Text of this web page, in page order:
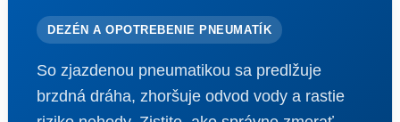
DEZÉN A OPOTREBENIE PNEUMATÍK
So zjazdenou pneumatikou sa predlžuje
brzdná dráha, zhoršuje odvod vody a rastie